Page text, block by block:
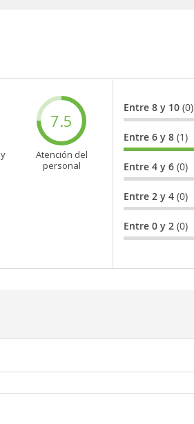
7.5
Atención del
personal
Entre 8 y 10 (0)
Entre 6 y 8 (1)
Entre 4 y 6 (0)
Entre 2 y 4 (0)
Entre 0 y 2 (0)